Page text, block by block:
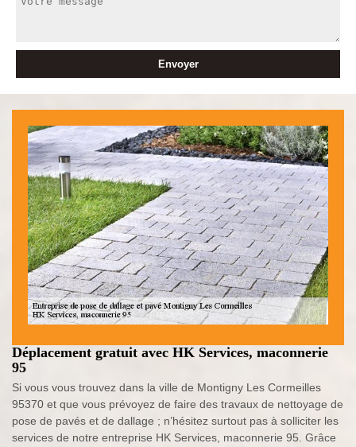
Déplacement gratuit avec HK Services, maconnerie
95
Si vous vous trouvez dans la ville de Montigny Les Cormeilles
95370 et que vous prévoyez de faire des travaux de nettoyage de
pose de pavés et de dallage ; n’hésitez surtout pas à solliciter les
services de notre entreprise HK Services, maconnerie 95. Grâce